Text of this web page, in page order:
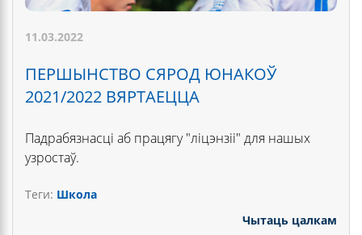
11.03.2022
ПЕРШЫНСТВО СЯРОД ЮНАКОЎ
2021/2022 ВЯРТАЕЦЦА
Падрабязнасці аб працягу "ліцэнзіі" для нашых
узростаў.
Теги: Школа
Чытаць цалкам